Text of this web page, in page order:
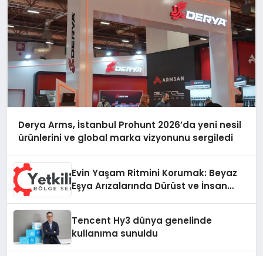
Derya Arms, İstanbul Prohunt 2026’da yeni nesil
ürünlerini ve global marka vizyonunu sergiledi
Evin Yaşam Ritmini Korumak: Beyaz
Eşya Arızalarında Dürüst ve İnsan
Tencent Hy3 dünya genelinde
kullanıma sunuldu